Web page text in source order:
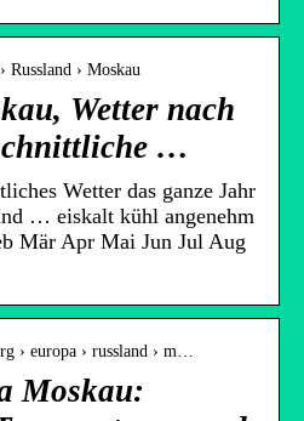
Russland › Moskau
Wetter nach
…
Wetter das ganze Jahr
… eiskalt kühl angenehm
Mär Apr Mai Jun Jul Aug
› europa › russland › m…
Moskau: